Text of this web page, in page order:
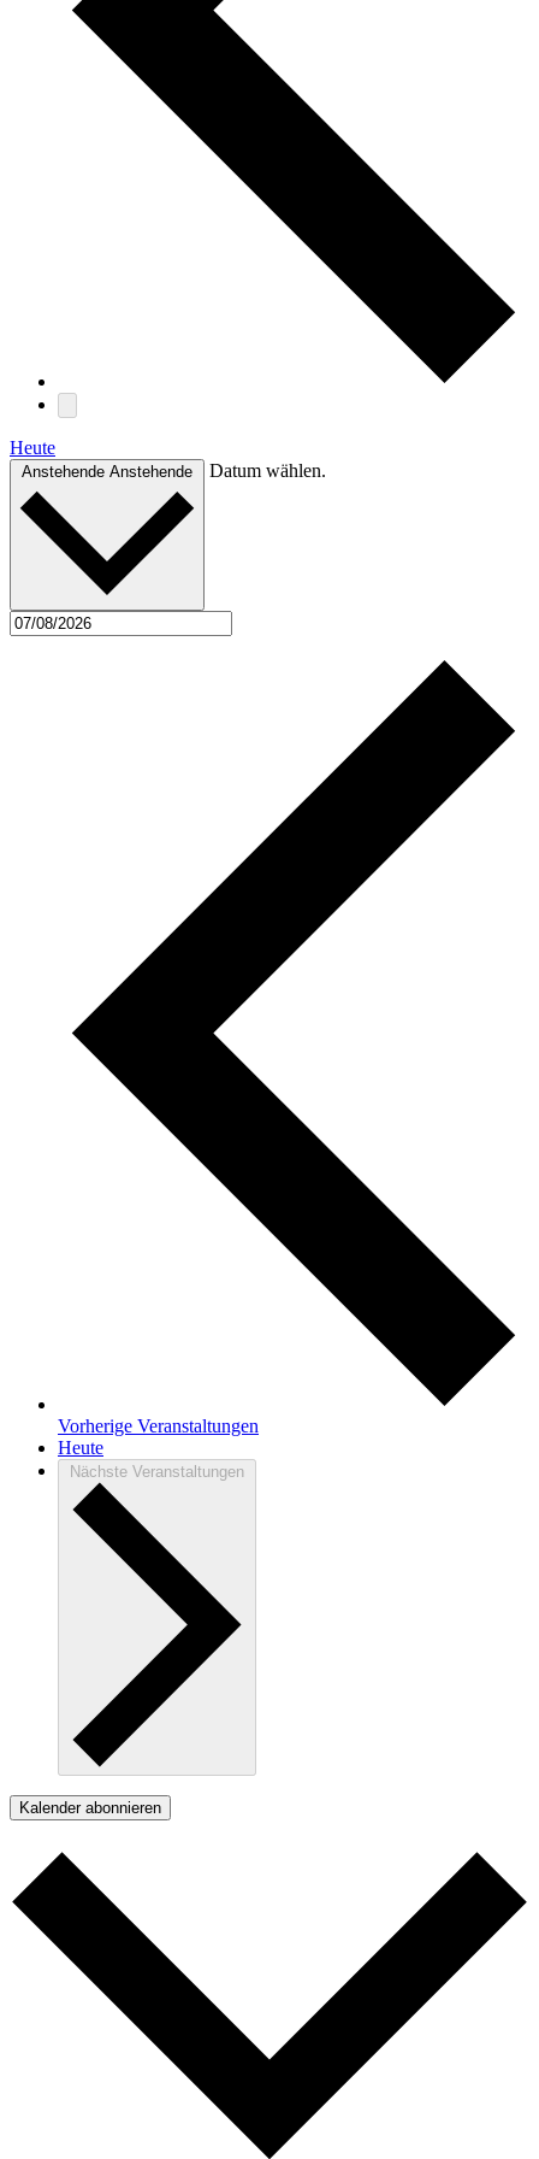
Heute
Anstehende Anstehende Datum wählen.
Vorherige Veranstaltungen
Heute
Nächste Veranstaltungen
Kalender abonnieren